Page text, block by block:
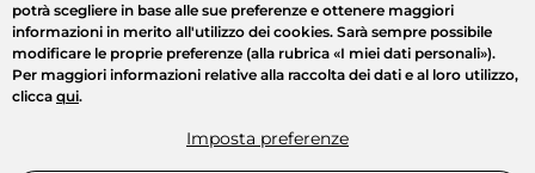
potrà scegliere in base alle sue preferenze e ottenere maggiori
informazioni in merito all'utilizzo dei cookies. Sarà sempre possibile
modificare le proprie preferenze (alla rubrica «I miei dati personali»).
Per maggiori informazioni relative alla raccolta dei dati e al loro utilizzo,
clicca qui.
Imposta preferenze